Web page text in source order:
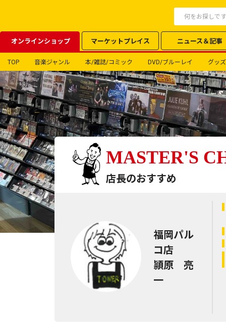
オンラインショップ マーケットプレイス ニュース＆記事
TOP 音楽ジャンル 本/雑誌/コミック DVD/ブルーレイ グッズ
MASTER'S
店長のおすすめ
福岡パル
コ店
頴原 亮
一